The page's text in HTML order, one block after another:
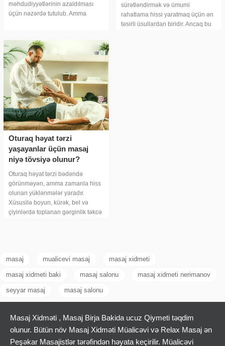
məhdudiyyətlərinin azaldılması
üçün nəzərdə tutulub. Amma
şərtdir. Çünki hə
sürətləndirmək və ümumi
rahatlama hissi yaratmaq üçün ən
təsirli üsullardan biridir. Ancaq bu
Oturaq həyat tərzi
yaşayanlar üçün masaj
niyə tövsiyə olunur?
Oturaq həyat tərzi bədəndə
görünməyən, amma zamanla hiss
olunan yüklənmələr yaradır.
Xüsusilə boyun, kürək, bel və
çiyinlərdə toplanan gərginlik təkcə
masaj mualicevi masaj masaj xidmeti
masaj xidmeti baki masaj salonu masaj xidmeti nerimanov
seyyar masaj masaj salonu
Masaj Xidməti , Masaj Birja Bakida ucuz Qiymeti təqdim
olunur. Bütün növ Masaj Xidməti Müalicəvi və Relax Masaj ən
Peşəkar Masajistlər tərəfindən həyata keçirilir. Müalicəvi